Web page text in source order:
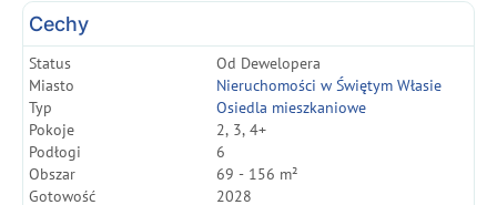
Cechy
Status
Od Dewelopera
Miasto
Nieruchomości w Świętym Własie
Typ
Osiedla mieszkaniowe
Pokoje
2, 3, 4+
Podłogi
6
Obszar
69 - 156 m²
Gotowość
2028